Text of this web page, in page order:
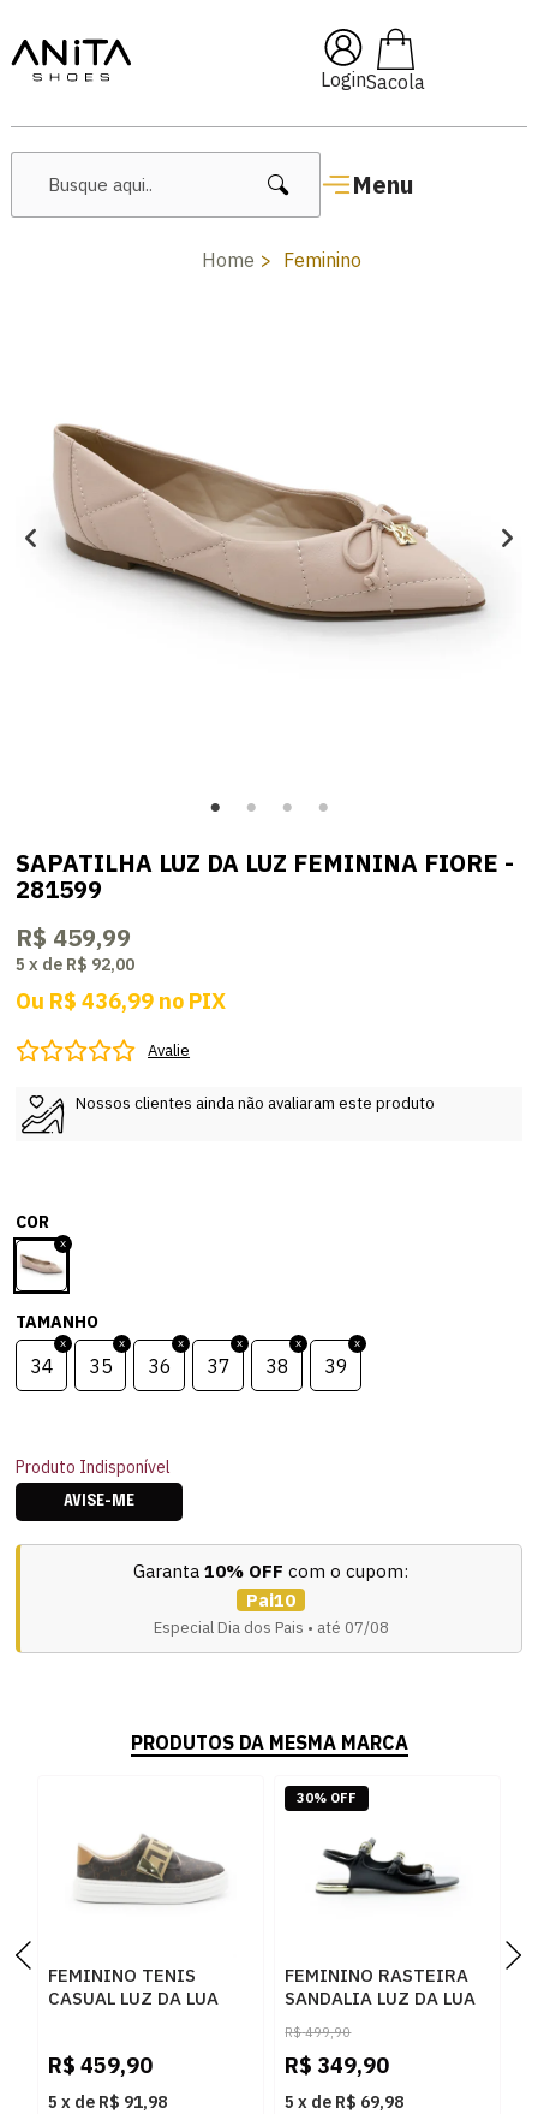
Login
Menu
🔥 Lançamentos Femininos
Home Feminino
SAPATILHA LUZ DA LUZ FEMININA FIORE -
281599
R$ 459,99
5 x de R$ 92,00
Ou R$ 436,99 no PIX
Avalie
Nossos clientes ainda não avaliaram este produto
COR
TAMANHO
34 35 36 37 38 39
Produto Indisponível
AVISE-ME
Garanta 10% OFF com o cupom:
Pai10
Especial Dia dos Pais • até 07/08
PRODUTOS DA MESMA MARCA
FEMININO TENIS
CASUAL LUZ DA LUA
AMENDOA OURO
R$ 459,90
5 x de R$ 91,98
FEMININO RASTEIRA
SANDALIA LUZ DA LUA
80270037 ATACAMA
PRETO
R$ 499,90
R$ 349,90
5 x de R$ 69,98
30% OFF